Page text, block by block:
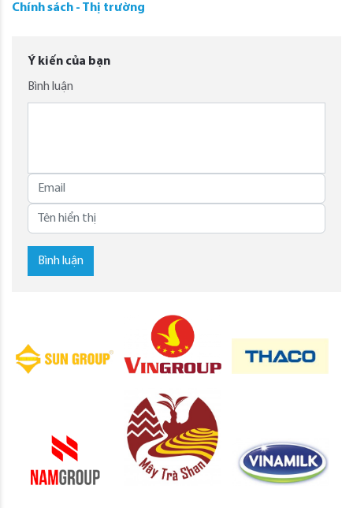
Chính sách - Thị trường
Ý kiến của bạn
Bình luận
Bình luận